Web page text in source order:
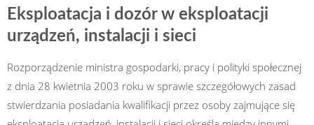
Eksploatacja i dozór w eksploatacji
urządzeń, instalacji i sieci
Rozporządzenie ministra gospodarki, pracy i polityki społecznej
z dnia 28 kwietnia 2003 roku w sprawie szczegółowych zasad
stwierdzania posiadania kwalifikacji przez osoby zajmujące się